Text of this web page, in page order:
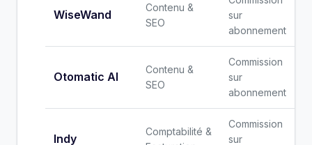
WiseWand
Contenu &
SEO
sur
abonnement
Otomatic AI
Contenu &
SEO
Commission
sur
abonnement
Indy
Comptabilité &
Commission
sur